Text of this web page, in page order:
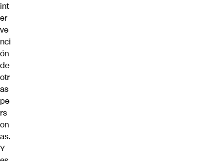
int
er
ve
nci
ón
de
otr
as
pe
rs
on
as.
Y